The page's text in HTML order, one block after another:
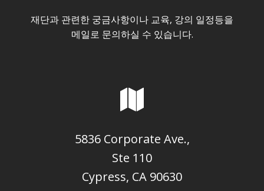
재단과 관련한 궁금사항이나 교육, 강의 일정등을
메일로 문의하실 수 있습니다.
5836 Corporate Ave.,
Ste 110
Cypress, CA 90630